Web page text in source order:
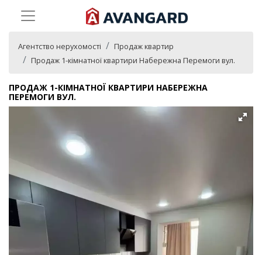
Агентство нерухомості
Продаж квартир
Продаж 1-кімнатної квартири Набережна Перемоги вул.
ПРОДАЖ 1-КІМНАТНОЇ КВАРТИРИ НАБЕРЕЖНА
ПЕРЕМОГИ ВУЛ.